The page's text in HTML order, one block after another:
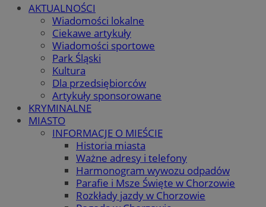
AKTUALNOŚCI
Wiadomości lokalne
Ciekawe artykuły
Wiadomości sportowe
Park Śląski
Kultura
Dla przedsiębiorców
Artykuły sponsorowane
KRYMINALNE
MIASTO
INFORMACJE O MIEŚCIE
Historia miasta
Ważne adresy i telefony
Harmonogram wywozu odpadów
Parafie i Msze Święte w Chorzowie
Rozkłady jazdy w Chorzowie